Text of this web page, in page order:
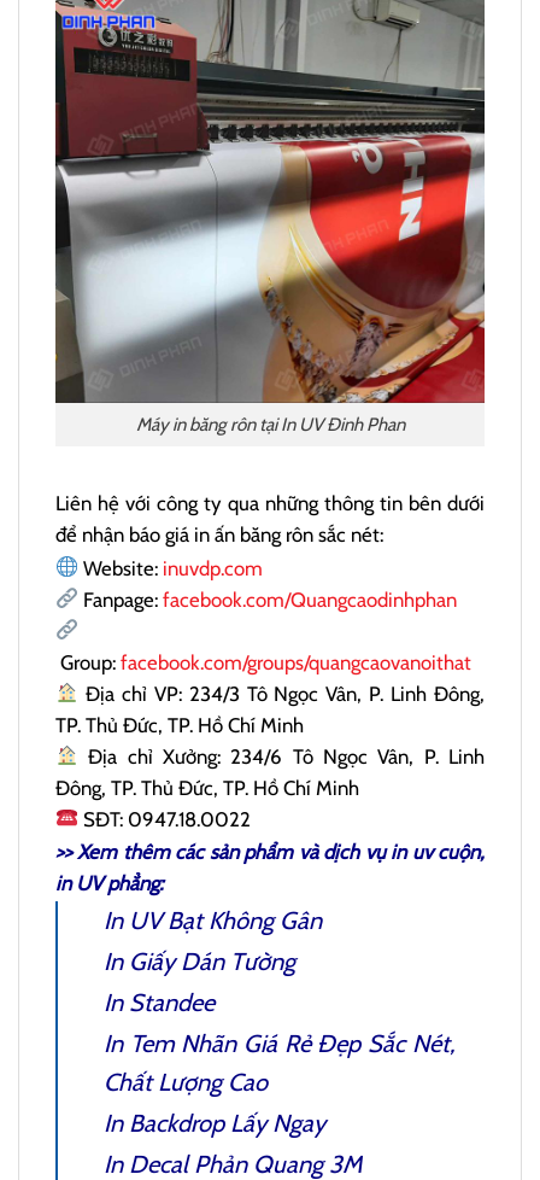
Máy in băng rôn tại In UV Đinh Phan
Liên hệ với công ty qua những thông tin bên dưới
để nhận báo giá in ấn băng rôn sắc nét:
Website: inuvdp.com
Fanpage: facebook.com/Quangcaodinhphan
Group: facebook.com/groups/quangcaovanoithat
Địa chỉ VP: 234/3 Tô Ngọc Vân, P. Linh Đông,
TP. Thủ Đức, TP. Hồ Chí Minh
Địa chỉ Xưởng: 234/6 Tô Ngọc Vân, P. Linh
Đông, TP. Thủ Đức, TP. Hồ Chí Minh
SĐT: 0947.18.0022
>> Xem thêm các sản phẩm và dịch vụin uv cuộn,
in UV phẳng:
In UV Bạt Không Gân
In Giấy Dán Tường
In Standee
In Tem Nhãn Giá RẻĐẹp Sắc Nét,
Chất Lượng Cao
In BackdropLấy Ngay
In Decal Phản Quang 3M